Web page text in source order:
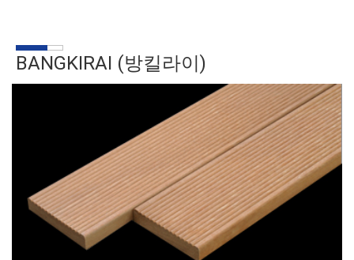
BANGKIRAI (방킬라이)